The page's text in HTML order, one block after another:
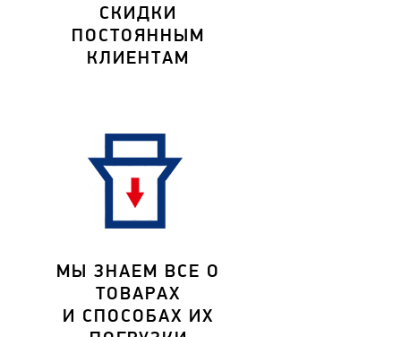
СКИДКИ
ПОСТОЯННЫМ
КЛИЕНТАМ
МЫ ЗНАЕМ ВСЕ О
ТОВАРАХ
И СПОСОБАХ ИХ